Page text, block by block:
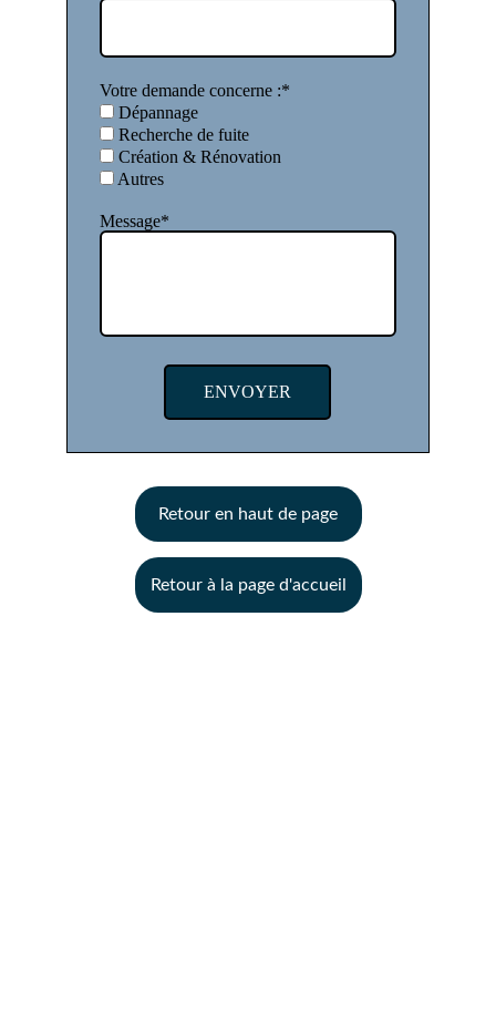
Votre demande concerne :*
Dépannage
Recherche de fuite
Création & Rénovation
Autres
Message*
ENVOYER
Retour à la page d'accueil
Retour en haut de page